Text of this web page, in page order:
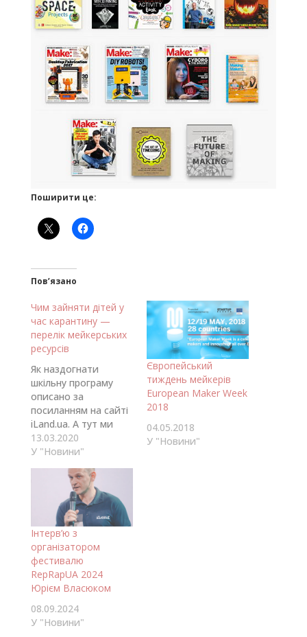
Поширити це:
Пов’язано
Чим зайняти дітей у
час карантину —
перелік мейкерських
ресурсів
Як наздогнати
шкільну програму
описано за
посиланням на сайті
iLand.ua. А тут ми
відповідаючи на
запитання батьків
зібрали кращі
ресурси з ідеями про
те, чим зайняти руки
якщо голова
втомилася від
домашніх завдань.
Зверніть увагу що
цей перелік постійно
оновлюється, тож
заходьте кілька разів
на тиждень та
перевіряйте.
Більшість буде…
13.03.2020
У "Новини"
Європейський
тиждень мейкерів
European Maker Week
2018
04.05.2018
У "Новини"
Інтерв’ю з
організатором
фестивалю
RepRapUA 2024
Юрієм Власюком
08.09.2024
У "Новини"